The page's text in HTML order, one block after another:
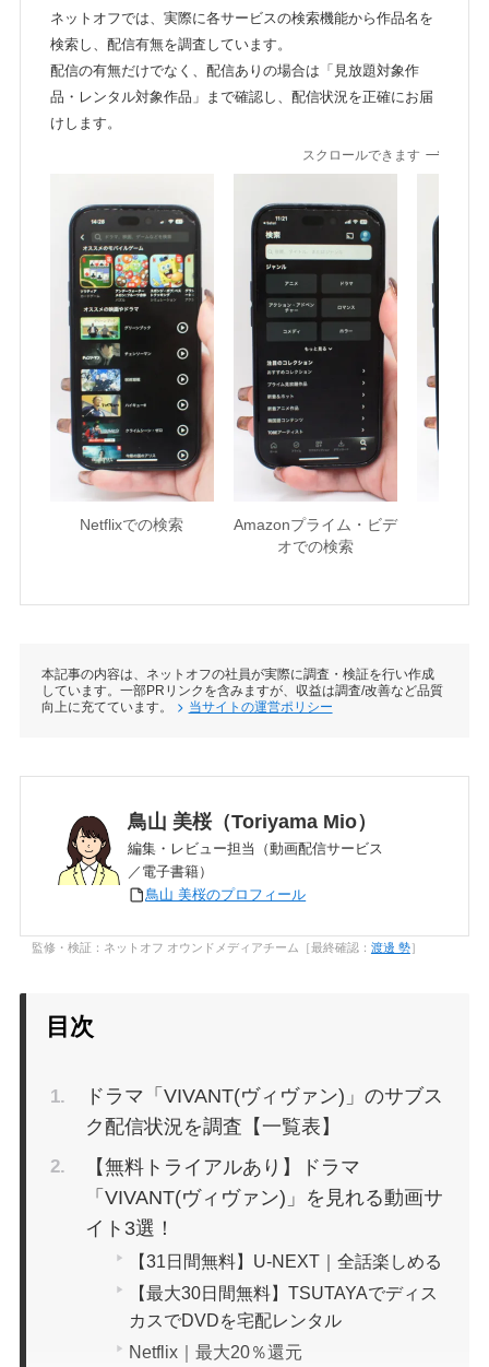
ネットオフでは、実際に各サービスの検索機能から作品名を
検索し、配信有無を調査しています。
配信の有無だけでなく、配信ありの場合は「見放題対象作
品・レンタル対象作品」まで確認し、配信状況を正確にお届
けします。
スクロールできます
Netflixでの検索
Amazonプライム・ビデ
オでの検索
本記事の内容は、ネットオフの社員が実際に調査・検証を行い作成
しています。一部PRリンクを含みますが、収益は調査/改善など品質
向上に充てています。
当サイトの運営ポリシー
鳥山 美桜（Toriyama Mio）
編集・レビュー担当（動画配信サービス
／電子書籍）
鳥山 美桜のプロフィール
監修・検証：ネットオフ オウンドメディアチーム［最終確認： 渡邊 勢］
目次
ドラマ「VIVANT(ヴィヴァン)」のサブス
ク配信状況を調査【一覧表】
【無料トライアルあり】ドラマ
「VIVANT(ヴィヴァン)」を見れる動画サ
イト3選！
【31日間無料】U-NEXT｜全話楽しめる
【最大30日間無料】TSUTAYAでディス
カスでDVDを宅配レンタル
Netflix｜最大20％還元